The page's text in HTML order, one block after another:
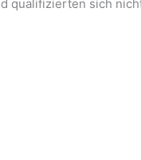
qualifizierten sich